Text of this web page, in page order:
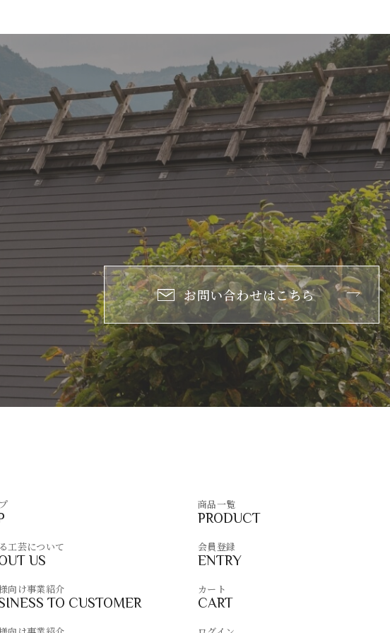
お問い合わせはこちら
工芸について
US
向け事業紹介
TO CUSTOMER
商品一覧
PRODUCT
会員登録
ENTRY
カート
CART